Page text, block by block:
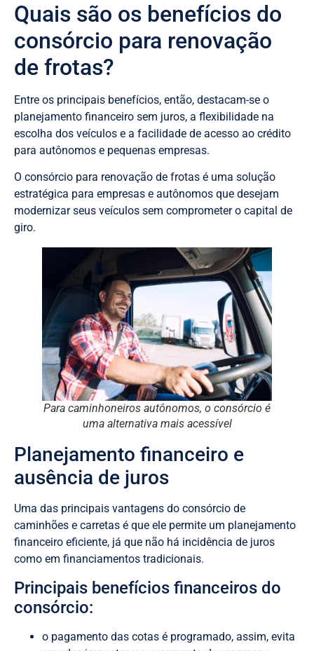
Quais são os benefícios do
consórcio para renovação
de frotas?
Entre os principais benefícios, então, destacam-se o
planejamento financeiro sem juros, a flexibilidade na
escolha dos veículos e a facilidade de acesso ao crédito
para autônomos e pequenas empresas.
O consórcio para renovação de frotas é uma solução
estratégica para empresas e autônomos que desejam
modernizar seus veículos sem comprometer o capital de
giro.
Para caminhoneiros autônomos, o consórcio é
uma alternativa mais acessível
Planejamento financeiro e
ausência de juros
Uma das principais vantagens do consórcio de
caminhões e carretas é que ele permite um planejamento
financeiro eficiente, já que não há incidência de juros
como em financiamentos tradicionais.
Principais benefícios financeiros do
consórcio:
o pagamento das cotas é programado, assim, evita